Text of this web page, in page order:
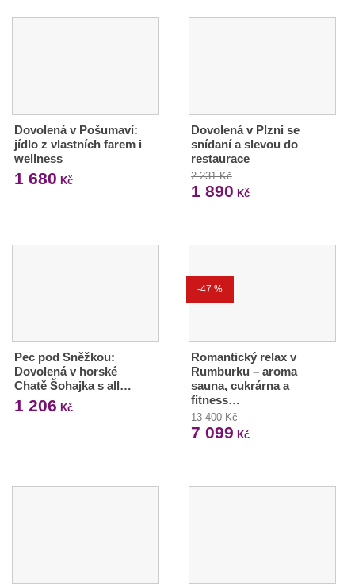
Dovolená v Pošumaví:
jídlo z vlastních farem i
wellness
1 680 Kč
Dovolená v Plzni se
snídaní a slevou do
restaurace
2 231 Kč
1 890 Kč
Pec pod Sněžkou:
Dovolená v horské
Chatě Šohajka s all…
1 206 Kč
-47 %
Romantický relax v
Rumburku – aroma
sauna, cukrárna a
fitness…
13 400 Kč
7 099 Kč